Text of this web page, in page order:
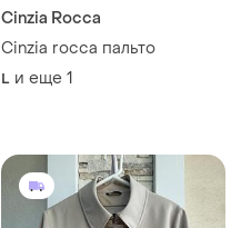
Cinzia Rocca
Cinzia rocca пальто
L и еще 1